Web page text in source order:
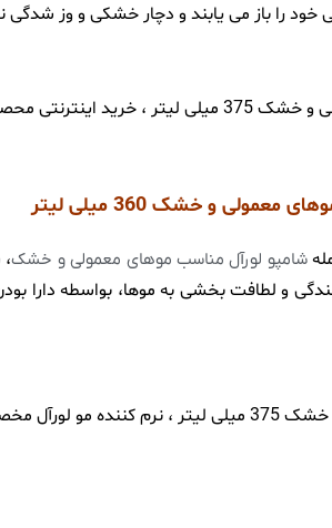
خود را باز می یابند و دچار خشکی و وز
شامپو لورآل مناسب موهای معمولی و خشک
و لطافت بخشی به موها، بواسطه دارا بودن